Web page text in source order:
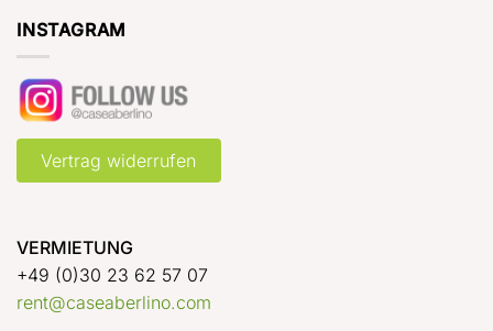
INSTAGRAM
Vertrag widerrufen
VERMIETUNG
+49 (0)30 23 62 57 07
rent@caseaberlino.com